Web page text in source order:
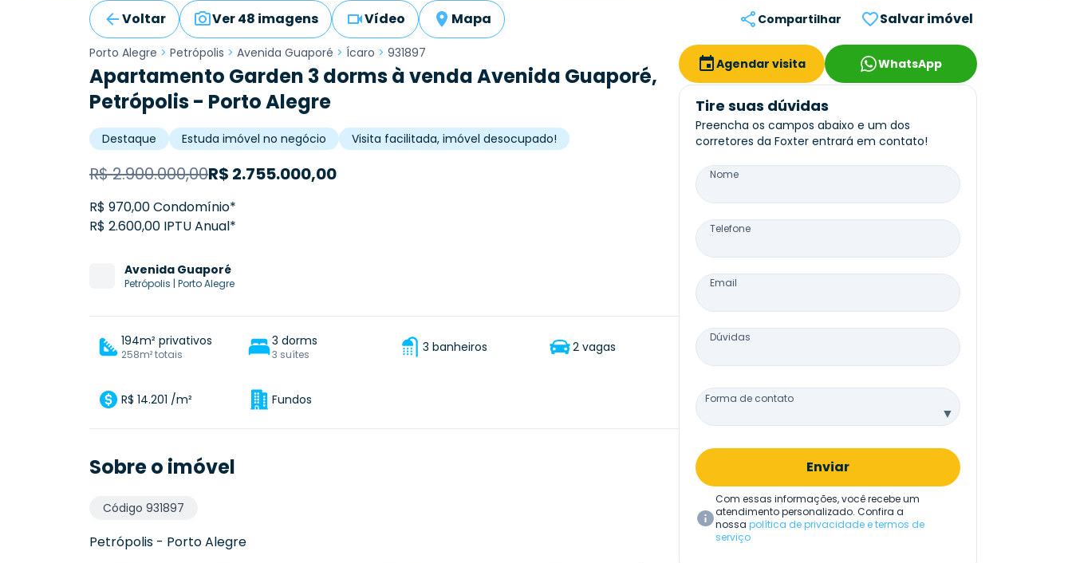
Voltar Ver 48 imagens Vídeo Mapa Compartilhar Salvar imóvel
Porto Alegre > Petrópolis > Avenida Guaporé > Ícaro > 931897
Apartamento Garden 3 dorms à venda Avenida Guaporé,
Petrópolis - Porto Alegre
Destaque Estuda imóvel no negócio Visita facilitada, imóvel desocupado!
R$2.900.000,00R$ 2.755.000,00
R$ 970,00 Condomínio*
R$ 2.600,00 IPTU Anual*
Avenida Guaporé
Petrópolis | Porto Alegre
194m² privativos
258m² totais
3 dorms
3 suítes 3 banheiros 2 vagas
R$ 14.201 /m² Fundos
Sobre o imóvel
Código 931897
Petrópolis - Porto Alegre
Agendar visita WhatsApp
Tire suas dúvidas
Preencha os campos abaixo e um dos
corretores da Foxter entrará em contato!
Nome
Telefone
Email
Dúvidas
Forma de contato
▼
Enviar
Com essas informações, você recebe um
atendimento personalizado. Confira a
nossa política de privacidade e termos de
serviço